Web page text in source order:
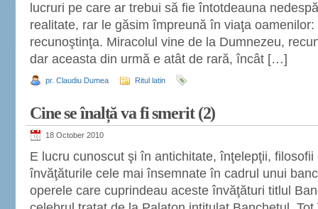
lucruri pe care ar trebui să fie întotdeauna
realitate, rar le găsim împreună în viaţa
recunoştinţa. Miracolul vine de la Dumnezeu,
dar aceasta din urmă e atât de rară, încât […]
pr. Claudiu Dumea Ritul latin
Cine se înalță va fi smerit (2)
18 October 2010
E lucru cunoscut şi în antichitate, înţelepţii,
învăţăturile cele mai însemnate în cadrul unui
operele care cuprindeau aceste învăţături titlul